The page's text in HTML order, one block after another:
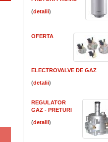
( )
OFERTA
ELECTROVALVE DE GAZ
( )
REGULATOR
GAZ - PRETURI
( )